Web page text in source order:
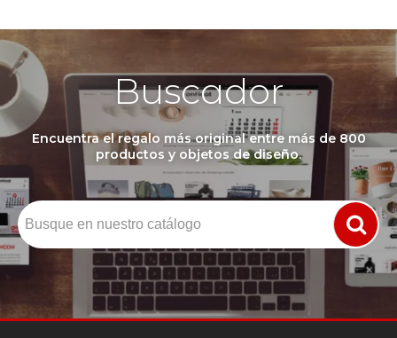
Buscador
Encuentra el regalo más original entre más de 800
productos y objetos de diseño.